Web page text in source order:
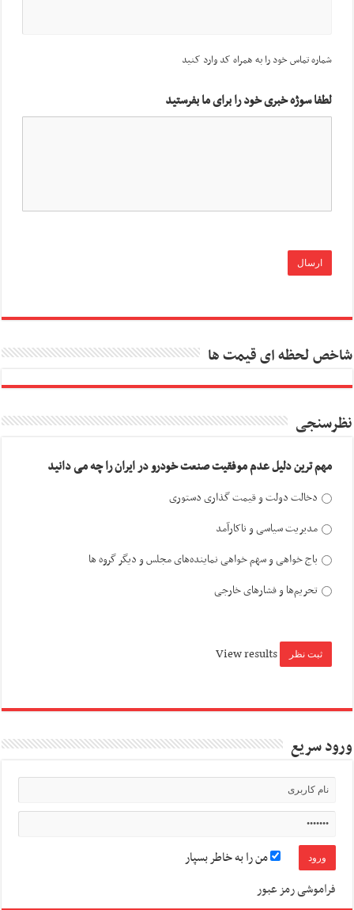
شماره تماس خود را به همراه کد وارد کنید
لطفا سوژه خبری خود را برای ما بفرستید
شاخص لحظه ای قیمت ها
نظرسنجی
مهم ترین دلیل عدم موفقیت صنعت خودرو در ایران را چه می دانید
دخالت دولت و قیمت گذاری دستوری
مدیریت سیاسی و ناکارآمد
باج خواهی و سهم خواهی نماینده‌های مجلس و دیگر گروه ها
تحریم‌ها و فشارهای خارجی
View results
ورود سریع
من را به خاطر بسپار
فراموشی رمز عبور